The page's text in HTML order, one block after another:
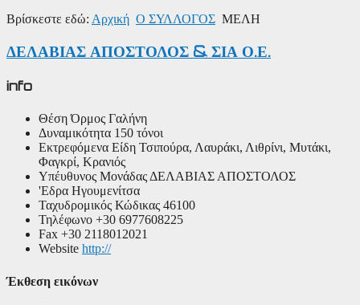
Βρίσκεστε εδώ: Αρχική Ο ΣΥΛΛΟΓΟΣ ΜΕΛΗ
ΔΕΛΑΒΙΑΣ ΑΠΟΣΤΟΛΟΣ & ΣΙΑ Ο.Ε.
info
Θέση Όρμος Γαλήνη
Δυναμικότητα 150 τόνοι
Εκτρεφόμενα Είδη Τσιπούρα, Λαυράκι, Λιθρίνι, Μυτάκι,
Φαγκρί, Κρανιός
Υπέυθυνος Μονάδας ΔΕΛΑΒΙΑΣ ΑΠΟΣΤΟΛΟΣ
'Εδρα Ηγουμενίτσα
Ταχυδρομικός Κώδικας 46100
Τηλέφωνο +30 6977608225
Fax +30 2118012021
Website http://
Έκθεση εικόνων